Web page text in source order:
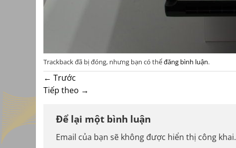
Trackback đã bị đóng, nhưng bạn có thểđăng bình luận.
← Trước
Tiếp theo →
Để lại một bình luận
Email của bạn sẽ không được hiển thị công khai.